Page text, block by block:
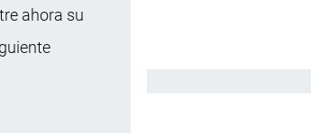
ahora su